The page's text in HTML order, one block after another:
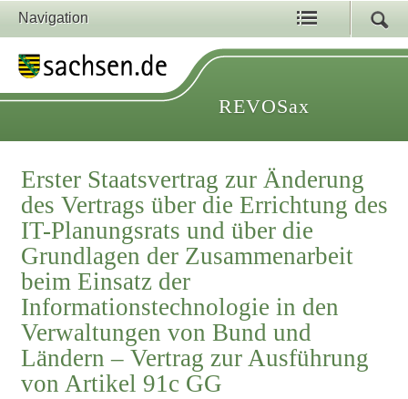
Navigation
REVOSax
Erster Staatsvertrag zur Änderung
des Vertrags über die Errichtung des
IT-Planungsrats und über die
Grundlagen der Zusammenarbeit
beim Einsatz der
Informationstechnologie in den
Verwaltungen von Bund und
Ländern – Vertrag zur Ausführung
von Artikel 91c GG